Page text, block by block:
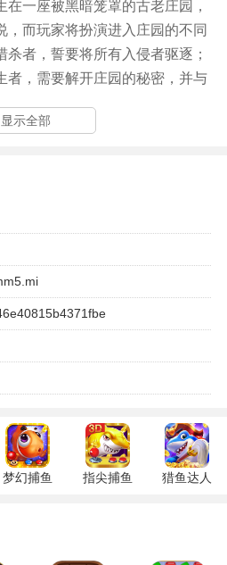
一座被黑暗笼罩的古老庄园，
，而玩家将扮演进入庄园的不同
者，誓要将所有入侵者驱逐；
者，需要解开庄园的秘密，并与
才能在这场猫鼠游戏中生存下
断裂的楼梯进行跳跃，能够有效
，为逃生争取宝贵的时间。
使小范围内的逃生者速度降
体躲避是成功逃脱的关键策略。
显示全部
梦幻捕鱼
指尖捕鱼
猎鱼达人